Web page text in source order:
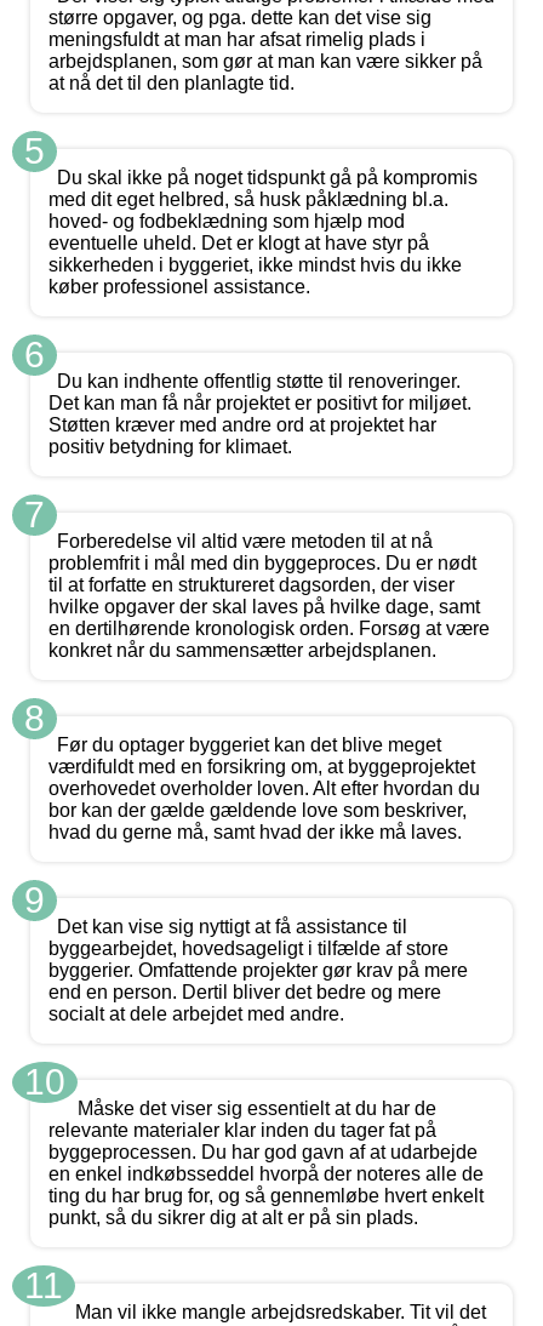
større opgaver, og pga. dette kan det vise sig
meningsfuldt at man har afsat rimelig plads i
arbejdsplanen, som gør at man kan være sikker på
at nå det til den planlagte tid.
5
Du skal ikke på noget tidspunkt gå på kompromis
med dit eget helbred, så husk påklædning bl.a.
hoved- og fodbeklædning som hjælp mod
eventuelle uheld. Det er klogt at have styr på
sikkerheden i byggeriet, ikke mindst hvis du ikke
køber professionel assistance.
6
Du kan indhente offentlig støtte til renoveringer.
Det kan man få når projektet er positivt for miljøet.
Støtten kræver med andre ord at projektet har
positiv betydning for klimaet.
7
Forberedelse vil altid være metoden til at nå
problemfrit i mål med din byggeproces. Du er nødt
til at forfatte en struktureret dagsorden, der viser
hvilke opgaver der skal laves på hvilke dage, samt
en dertilhørende kronologisk orden. Forsøg at være
konkret når du sammensætter arbejdsplanen.
8
Før du optager byggeriet kan det blive meget
værdifuldt med en forsikring om, at byggeprojektet
overhovedet overholder loven. Alt efter hvordan du
bor kan der gælde gældende love som beskriver,
hvad du gerne må, samt hvad der ikke må laves.
9
Det kan vise sig nyttigt at få assistance til
byggearbejdet, hovedsageligt i tilfælde af store
byggerier. Omfattende projekter gør krav på mere
end en person. Dertil bliver det bedre og mere
socialt at dele arbejdet med andre.
10
Måske det viser sig essentielt at du har de
relevante materialer klar inden du tager fat på
byggeprocessen. Du har god gavn af at udarbejde
en enkel indkøbsseddel hvorpå der noteres alle de
ting du har brug for, og så gennemløbe hvert enkelt
punkt, så du sikrer dig at alt er på sin plads.
11
Man vil ikke mangle arbejdsredskaber. Tit vil det